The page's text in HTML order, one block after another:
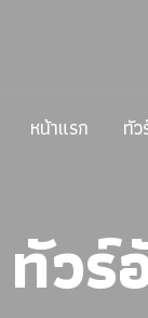
หน้าแรก ทั
ทัว